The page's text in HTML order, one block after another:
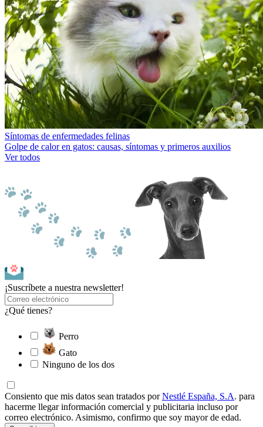
Síntomas de enfermedades felinas
Golpe de calor en gatos: causas, síntomas y primeros auxilios
Ver todos
¡Suscríbete a nuestra newsletter!
¿Qué tienes?
Perro
Gato
Ninguno de los dos
Consiento que mis datos sean tratados porNestlé España, S.A. para
hacerme llegar información comercial y publicitaria incluso por
correo electrónico. Asimismo, confirmo que soy mayor de edad.